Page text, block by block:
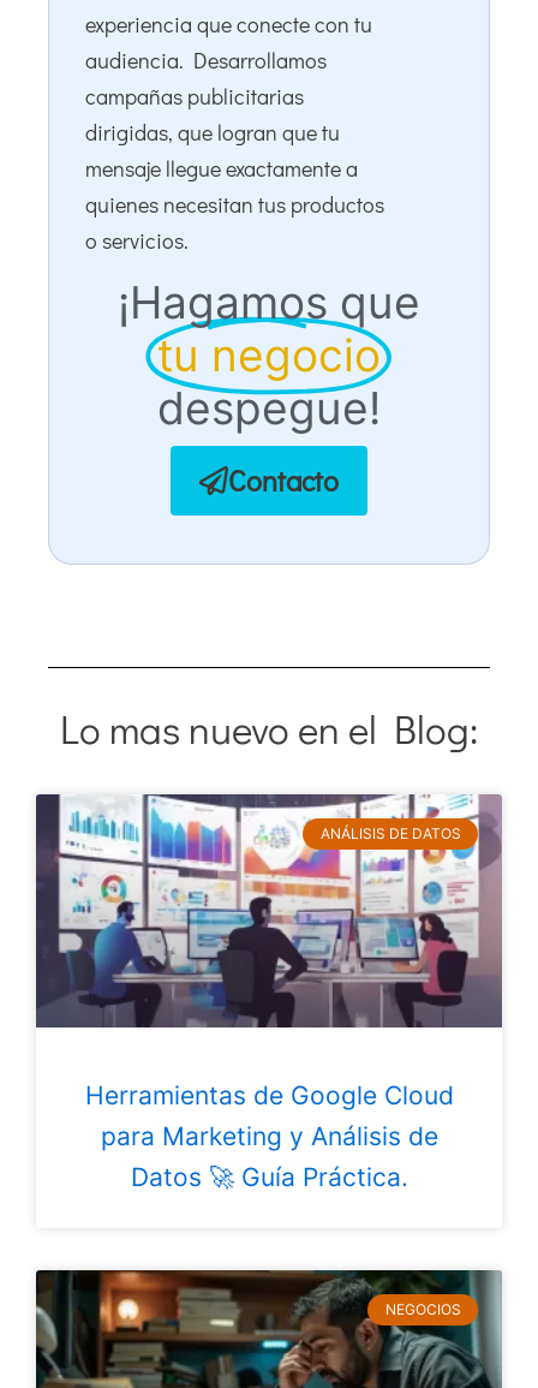
experiencia que conecte con tu
audiencia. Desarrollamos
campañas publicitarias
dirigidas, que logran que tu
mensaje llegue exactamente a
quienes necesitan tus productos
o servicios.
¡Hagamos que
tu negocio
despegue!
Contacto
Lo mas nuevo en el Blog:
ANÁLISIS DE DATOS
Herramientas de Google Cloud
para Marketing y Análisis de
Datos 🚀 Guía Práctica.
NEGOCIOS